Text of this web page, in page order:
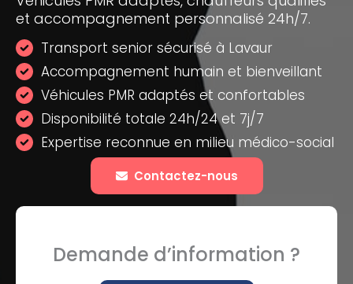
et accompagnement personnalisé 24h/7.
Transport senior sécurisé à Lavaur
Accompagnement humain et bienveillant
Véhicules PMR adaptés et confortables
Disponibilité totale 24h/24 et 7j/7
Expertise reconnue en milieu médico-social
Contactez-nous
Demande d’information ?